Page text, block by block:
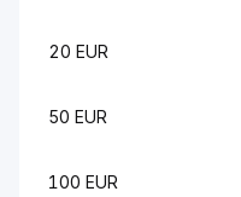
20 EUR
50 EUR
100 EUR